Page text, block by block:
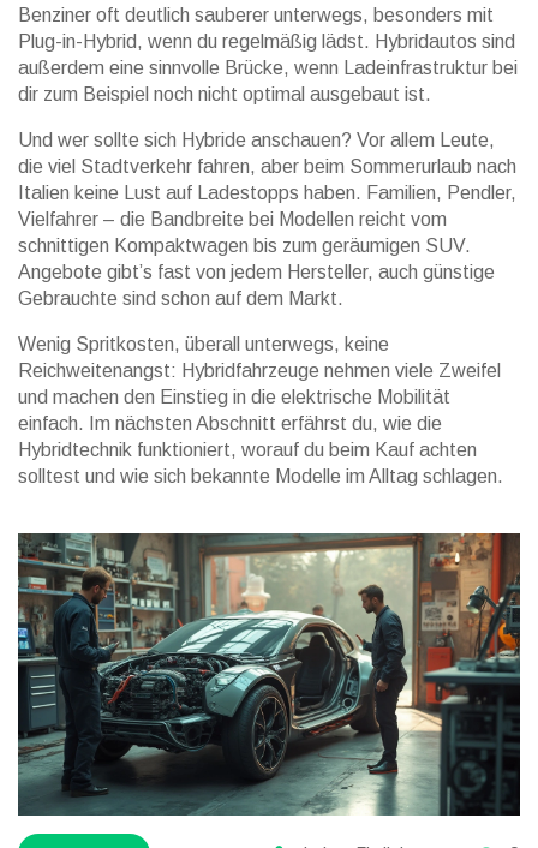
Benziner oft deutlich sauberer unterwegs, besonders mit
Plug-in-Hybrid, wenn du regelmäßig lädst. Hybridautos sind
außerdem eine sinnvolle Brücke, wenn Ladeinfrastruktur bei
dir zum Beispiel noch nicht optimal ausgebaut ist.
Und wer sollte sich Hybride anschauen? Vor allem Leute,
die viel Stadtverkehr fahren, aber beim Sommerurlaub nach
Italien keine Lust auf Ladestopps haben. Familien, Pendler,
Vielfahrer – die Bandbreite bei Modellen reicht vom
schnittigen Kompaktwagen bis zum geräumigen SUV.
Angebote gibt’s fast von jedem Hersteller, auch günstige
Gebrauchte sind schon auf dem Markt.
Wenig Spritkosten, überall unterwegs, keine
Reichweitenangst: Hybridfahrzeuge nehmen viele Zweifel
und machen den Einstieg in die elektrische Mobilität
einfach. Im nächsten Abschnitt erfährst du, wie die
Hybridtechnik funktioniert, worauf du beim Kauf achten
solltest und wie sich bekannte Modelle im Alltag schlagen.